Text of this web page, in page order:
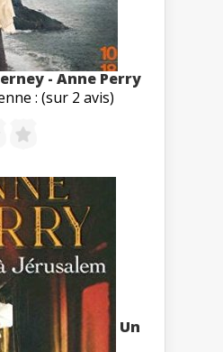
- Anne Perry
: (sur 2 avis)
Un